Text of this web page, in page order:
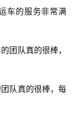
车的服务非常满
团队真的很棒，
队真的很棒，每